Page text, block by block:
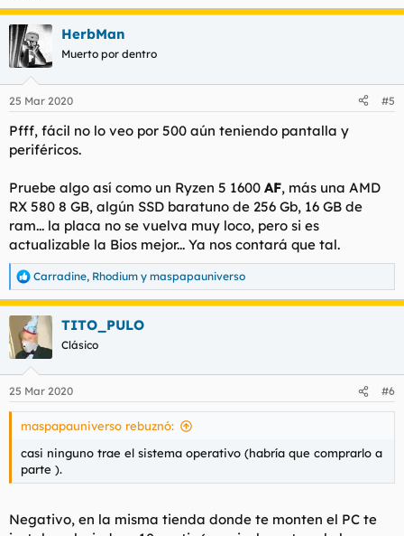
HerbMan
Muerto por dentro
25 Mar 2020 #5
Pfff, fácil no lo veo por 500 aún teniendo pantalla y
periféricos.
Pruebe algo así como un Ryzen 5 1600 AF, más una AMD
RX 580 8 GB, algún SSD baratuno de 256 Gb, 16 GB de
ram... la placa no se vuelva muy loco, pero si es
actualizable la Bios mejor... Ya nos contará que tal.
R
e
a
c
i
e
s
Carradine, Rhodium y maspapauniverso
TITO_PULO
Clásico
25 Mar 2020 #6
maspapauniverso rebuznó:
casi ninguno trae el sistema operativo (habría que comprarlo a
parte ).
Negativo, en la misma tienda donde te monten el PC te